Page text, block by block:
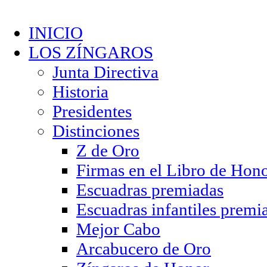
INICIO
LOS ZÍNGAROS
Junta Directiva
Historia
Presidentes
Distinciones
Z de Oro
Firmas en el Libro de
Escuadras premiadas
Escuadras infantiles
Mejor Cabo
Arcabucero de Oro